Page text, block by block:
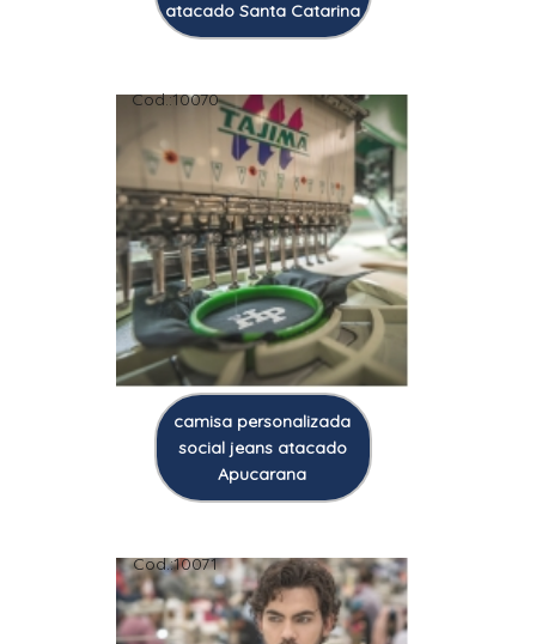
atacado Santa Catarina
Cod.:10070
camisa personalizada
social jeans atacado
Apucarana
Cod.:10071